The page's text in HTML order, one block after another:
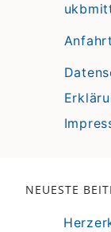
NEUESTE